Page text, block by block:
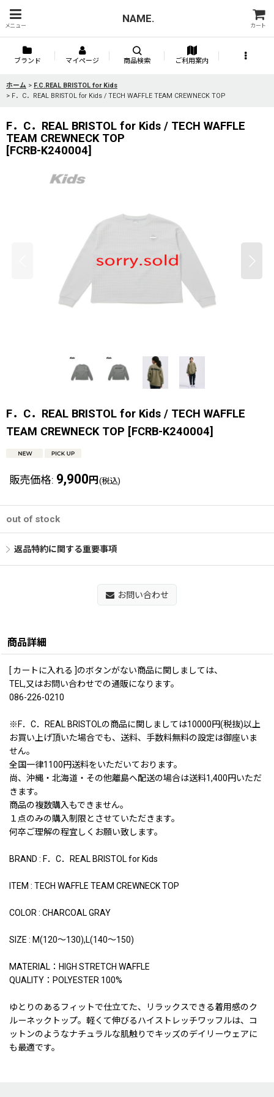
メニュー
NAME.
カート
ブランド マイページ 商品検索 ご利用案内
ホーム > F.C.REAL BRISTOL for Kids
> F．C．REAL BRISTOL for Kids / TECH WAFFLE TEAM CREWNECK TOP
F．C．REAL BRISTOL for Kids / TECH WAFFLE
TEAM CREWNECK TOP
[FCRB-K240004]
F．C．REAL BRISTOL for Kids / TECH WAFFLE
TEAM CREWNECK TOP [FCRB-K240004]
販売価格: 9,900 円 (税込)
out of stock
返品特約に関する重要事項
お問い合わせ
商品詳細
[ カートに入れる ]のボタンがない商品に関しましては、
TEL,又はお問い合わせでの通販になります。
086-226-0210
※F．C．REAL BRISTOLの商品に関しましては10000円(税抜)以上
お買い上げ頂いた場合でも、送料、手数料無料の設定は御座いま
せん。
全国一律1100円送料をいただいております。
尚、沖縄・北海道・その他離島へ配送の場合は送料1,400円いただ
きます。
商品の複数購入もできません。
１点のみの購入制限とさせていただきます。
何卒ご理解の程宜しくお願い致します。
BRAND : F．C．REAL BRISTOL for Kids
ITEM : TECH WAFFLE TEAM CREWNECK TOP
COLOR : CHARCOAL GRAY
SIZE : M(120〜130),L(140〜150)
MATERIAL：HIGH STRETCH WAFFLE
QUALITY：POLYESTER 100%
ゆとりのあるフィットで仕立てた、リラックスできる着用感のク
ルーネックトップ。軽くて伸びるハイストレッチワッフルは、コ
ットンのようなナチュラルな肌触りでキッズのデイリーウェアに
も最適です。